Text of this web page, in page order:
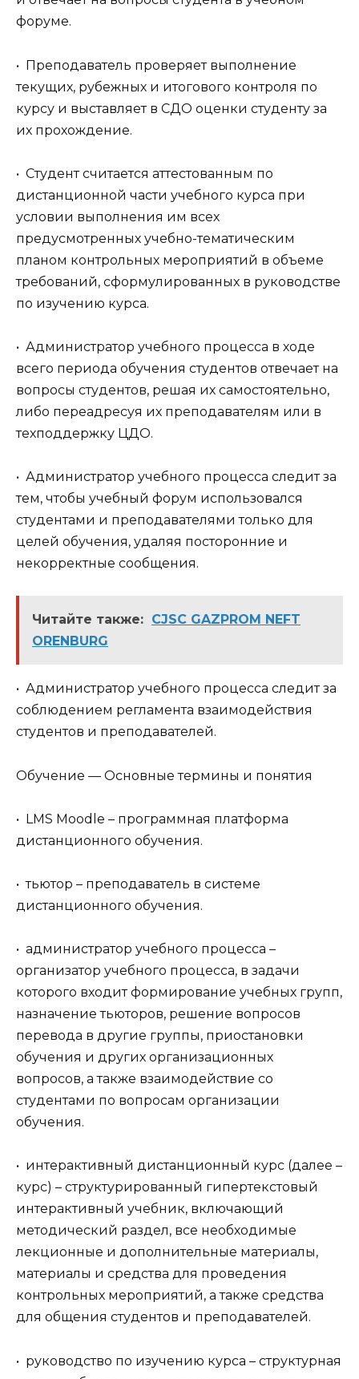
форуме.
• Преподаватель проверяет выполнение
текущих, рубежных и итогового контроля по
курсу и выставляет в СДО оценки студенту за
их прохождение.
• Студент считается аттестованным по
дистанционной части учебного курса при
условии выполнения им всех
предусмотренных учебно-тематическим
планом контрольных мероприятий в объеме
требований, сформулированных в руководстве
по изучению курса.
• Администратор учебного процесса в ходе
всего периода обучения студентов отвечает на
вопросы студентов, решая их самостоятельно,
либо переадресуя их преподавателям или в
техподдержку ЦДО.
• Администратор учебного процесса следит за
тем, чтобы учебный форум использовался
студентами и преподавателями только для
целей обучения, удаляя посторонние и
некорректные сообщения.
Читайте также: CJSC GAZPROM NEFT
ORENBURG
• Администратор учебного процесса следит за
соблюдением регламента взаимодействия
студентов и преподавателей.
Обучение — Основные термины и понятия
• LMS Moodle – программная платформа
дистанционного обучения.
• тьютор – преподаватель в системе
дистанционного обучения.
• администратор учебного процесса –
организатор учебного процесса, в задачи
которого входит формирование учебных групп,
назначение тьюторов, решение вопросов
перевода в другие группы, приостановки
обучения и других организационных
вопросов, а также взаимодействие со
студентами по вопросам организации
обучения.
• интерактивный дистанционный курс (далее –
курс) – структурированный гипертекстовый
интерактивный учебник, включающий
методический раздел, все необходимые
лекционные и дополнительные материалы,
материалы и средства для проведения
контрольных мероприятий, а также средства
для общения студентов и преподавателей.
• руководство по изучению курса – структурная